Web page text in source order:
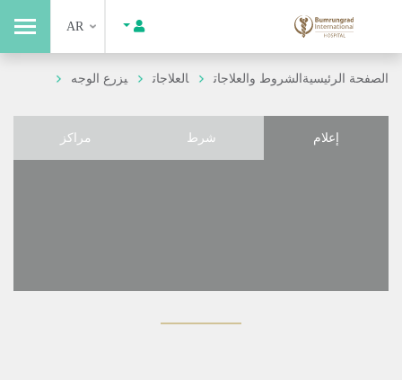
AR
الصفحة الرئيسيةالشروط والعلاجات العلاجات يزرع الوجه
إعلام شرط مراكز